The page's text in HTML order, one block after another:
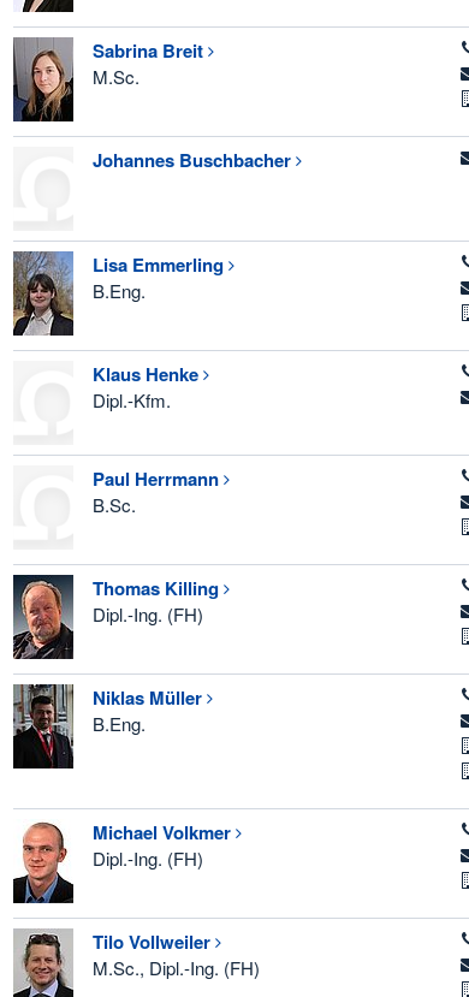
Sabrina Breit
M.Sc.
Johannes Buschbacher
Lisa Emmerling
B.Eng.
Klaus Henke
Dipl.-Kfm.
Paul Herrmann
B.Sc.
Thomas Killing
Dipl.-Ing. (FH)
Niklas Müller
B.Eng.
Michael Volkmer
Dipl.-Ing. (FH)
Tilo Vollweiler
M.Sc., Dipl.-Ing. (FH)